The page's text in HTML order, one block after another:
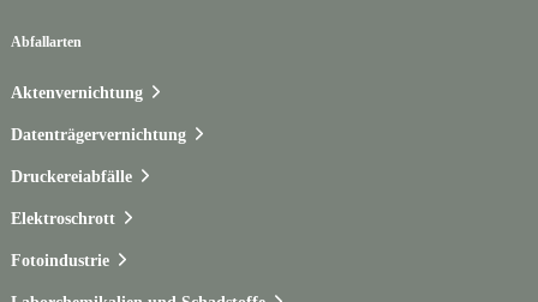
Abfallarten
Aktenvernichtung
Datenträgervernichtung
Druckereiabfälle
Elektroschrott
Fotoindustrie